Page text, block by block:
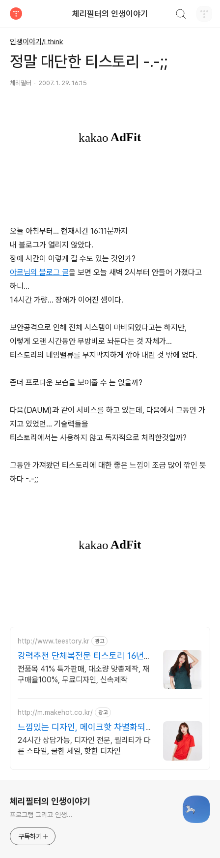
체리필터의 인생이야기
인생이야기/I think
정말 대단한 티스토리 -.-;;
체리필터 2007. 1. 29. 16:15
오늘 아침부터... 현재시간 16:11분까지
내 블로그가 열리지 않았다.
장애 시간이 이렇게 길 수도 있는 것인가?
아르님의 블로그 글을 보면 오늘 새벽 2시부터 안들어 가졌다고
하니...
14시간 가량... 장애가 이어진 셈이다.
보안공격으로 인해 전체 시스템이 마비되었다고는 하지만,
이렇게 오랜 시간동안 무방비로 놔둔다는 것 자체가...
티스토리의 네임밸류를 무지막지하게 깎아 내린 것 밖에 없다.
좀더 프로다운 모습을 보여줄 수 는 없을까?
다음(DAUM)과 같이 서비스를 하고 있는데, 다음에서 그동안 가
지고 있었던... 기술력들을
티스토리에서는 사용하지 않고 독자적으로 처리한것일까?
그동안 가져왔던 티스토리에 대한 좋은 느낌이 조금 많이 깎인 듯
하다 -.-;;
http://www.teestory.kr 광고
강력추천 단체복전문 티스토리 16년
전통의 전문업체
전품목 41% 특가판매, 대소량 맞춤제작, 재
구매율100%, 무료디자인, 신속제작
http://m.makehot.co.kr/ 광고
느낌있는 디자인, 메이크핫 차별화되고
세련된 디자인!
24시간 상담가능, 디자인 전문, 퀄리티가 다
른 스타일, 쿨한 세일, 핫한 디자인
체리필터의 인생이야기
프로그램 그리고 인생...
구독하기